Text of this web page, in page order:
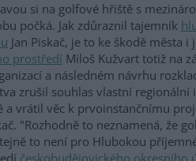
si na golfové hřiště s
počká. Jak zdůraznil tajemník
Jan Piskač, je to ke škodě města
prostředí Miloš Kužvart totiž na
a následném návrhu
zrušil souhlas vlastní regionální
a vrátil věc k prvoinstančnímu
"Rozhodně to neznamená, že
to není pro Hlubokou